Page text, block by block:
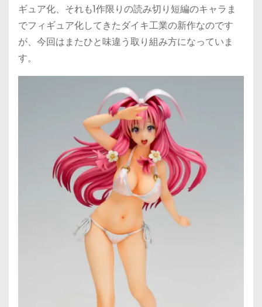
ギュア化、それも1作限りの読み切り短編のキャラま
でフィギュア化してきたダイキ工業の新作なのです
が、今回はまたひと味違う取り組み方になっていま
す。